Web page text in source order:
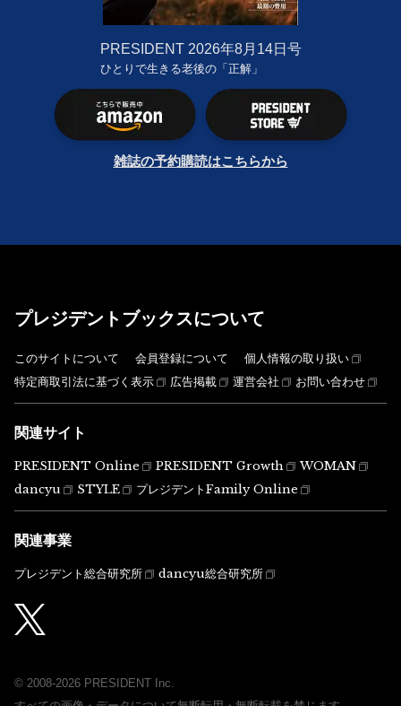
PRESIDENT 2026年8月14日号
ひとりで生きる老後の「正解」
雑誌の予約購読はこちらから
プレジデントブックスについて
このサイトについて 会員登録について
個人情報の取り扱い
特定商取引法に基づく表示
広告掲載 運営会社 お問い合わせ
関連サイト
PRESIDENT Online PRESIDENT Growth
WOMAN
dancyu
STYLE プレジデントFamily Online
関連事業
プレジデント総合研究所 dancyu総合研究所
© 2008-2026 PRESIDENT Inc.